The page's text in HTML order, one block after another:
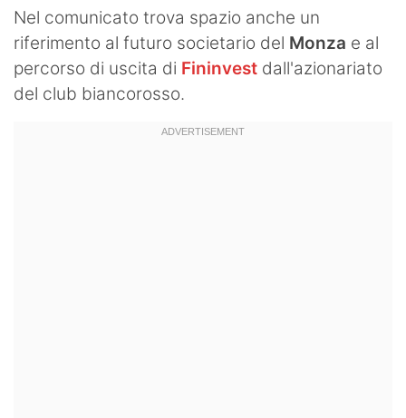
Nel comunicato trova spazio anche un
riferimento al futuro societario del Monza e al
percorso di uscita di Fininvest dall'azionariato
del club biancorosso.